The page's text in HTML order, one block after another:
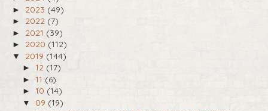
► 2023 (49)
► 2022 (7)
► 2021 (39)
► 2020 (112)
▼ 2019 (144)
► 12 (17)
► 11 (6)
► 10 (14)
▼ 09 (19)